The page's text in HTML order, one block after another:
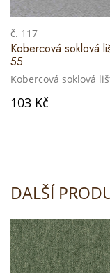
č. 117
Kobercová soklová
55
Kobercová soklová
103 Kč
DALŠÍ